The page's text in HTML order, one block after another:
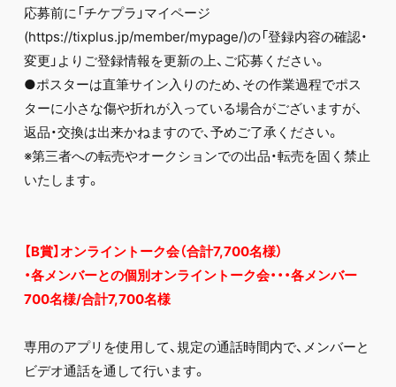
応募前に「チケプラ」マイページ
(https://tixplus.jp/member/mypage/)の「登録内容の確認・
変更」よりご登録情報を更新の上、ご応募ください。
●ポスターは直筆サイン入りのため、その作業過程でポス
ターに小さな傷や折れが入っている場合がございますが、
返品・交換は出来かねますので、予めご了承ください。
※第三者への転売やオークションでの出品・転売を固く禁止
いたします。
【B賞】オンライントーク会（合計7,700名様）
・各メンバーとの個別オンライントーク会・・・各メンバー
700名様/合計7,700名様
専用のアプリを使用して、規定の通話時間内で、メンバーと
ビデオ通話を通して行います。